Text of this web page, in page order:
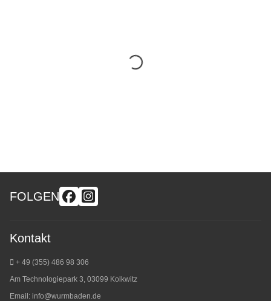
FOLGEN
Kontakt
+ 49 (355) 486 98 306
Am Technologiepark 3, 03099 Kolkwitz
Email: info@wurmbaden.de